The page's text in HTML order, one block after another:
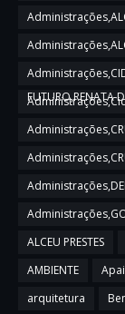
FUTURO,RENATA
ALCEU PRESTES
AMBIENTE
arquitetura